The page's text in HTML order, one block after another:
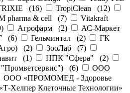
(16) TropiClean (12)
pharma & cell (7)
Vitakraft
) Агрофарм (2)
АС-Маркет
(6) Гельминтал (2)
ГК
(2) ЗооЛаб (7)
(1) НПК "Сфера" (2)
(6)
ООО
ООО «ПРОМОМЕД - Здоровье
Хелпер Клеточные Технологии»